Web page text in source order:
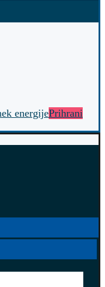
energijePrihrani